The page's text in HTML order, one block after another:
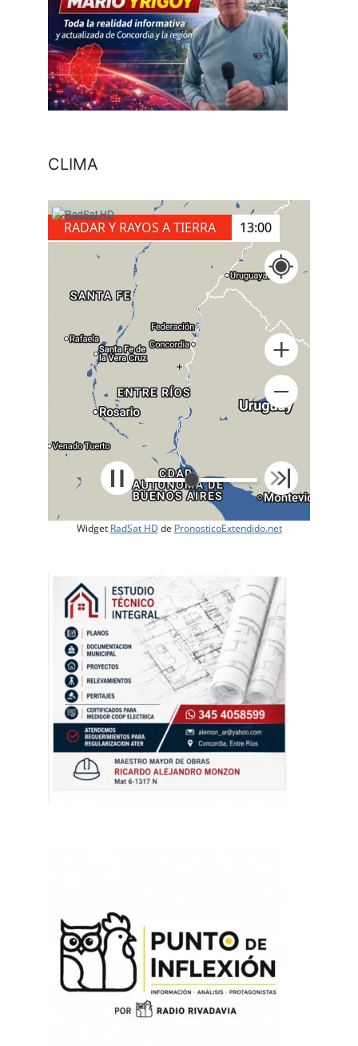
CLIMA
RADAR Y RAYOS A TIERRA 13:20
+
Widget RadSat HD de PronosticoExtendido.net